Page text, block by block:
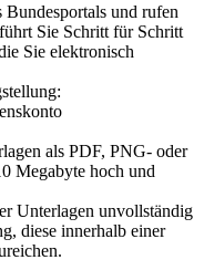
Bundesportals und rufen
Sie Schritt für Schritt
Sie elektronisch
als PDF, PNG- oder
Megabyte hoch und
Unterlagen unvollständig
diese innerhalb einer